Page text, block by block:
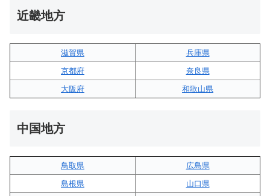
近畿地方
滋賀県
兵庫県
京都府
奈良県
大阪府
和歌山県
中国地方
鳥取県
広島県
島根県
山口県